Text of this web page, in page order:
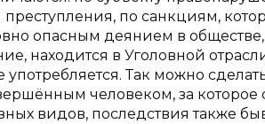
по санкциям,
опасным деянием в обществе,
находится в Уголовной
Так можно
человеком, за которое
видов, последствия также